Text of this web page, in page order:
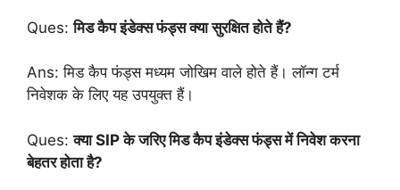
Ques:मिड कैप इंडेक्स फंड्स क्या सुरक्षित होते हैं?
Ans: मिड कैप फंड्स मध्यम जोखिम वाले होते हैं। लॉन्ग टर्म
निवेशक के लिए यह उपयुक्त हैं।
Ques:क्या SIP के जरिए मिड कैप इंडेक्स फंड्स में निवेश करना
बेहतर होता है?